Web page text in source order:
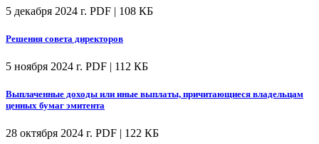
5 декабря 2024 г. PDF | 108 КБ
Решения совета директоров
5 ноября 2024 г. PDF | 112 КБ
Выплаченные доходы или иные выплаты, причитающиеся владельцам
ценных бумаг эмитента
28 октября 2024 г. PDF | 122 КБ